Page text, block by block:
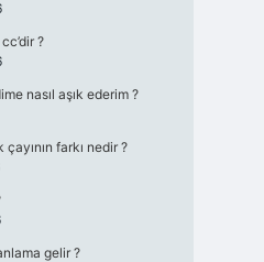
?
nasıl aşık ederim ?
farkı nedir ?
gelir ?